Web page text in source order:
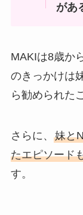
があ
MAKIは8歳か
のきっかけは
ら勧められた
さらに、 妹と
たエピソード
す。